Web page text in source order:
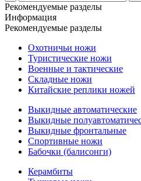
Рекомендуемые разделы
Информация
Рекомендуемые разделы
Охотничьи ножи
Туристические ножи
Военные и тактические
Складные ножи
Китайские реплики ножей
Выкидные автоматические
Выкидные
Выкидные фронтальные
Спортивные ножи
Бабочки (балисонги)
Керамбиты